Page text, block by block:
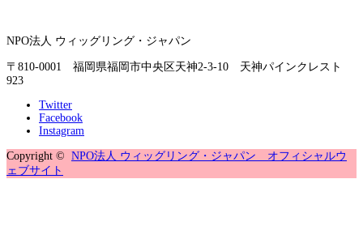
NPO法人 ウィッグリング・ジャパン
〒810-0001 福岡県福岡市中央区天神2-3-10 天神パインクレスト
923
Twitter
Facebook
Instagram
Copyright © NPO法人 ウィッグリング・ジャパン オフィシャルウ
ェブサイト